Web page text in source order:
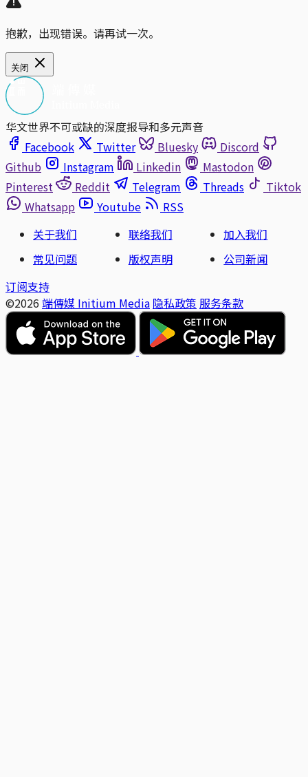
抱歉，出现错误。请再试一次。
关闭
华文世界不可或缺的深度报导和多元声音
Facebook
Twitter Bluesky
Discord
Github
Instagram Linkedin
Mastodon
Pinterest
Reddit Telegram Threads
Tiktok
Whatsapp
Youtube
RSS
关于我们
联络我们
加入我们
常见问题
版权声明
公司新闻
订阅支持
©2026 端傳媒 Initium Media 隐私政策 服务条款